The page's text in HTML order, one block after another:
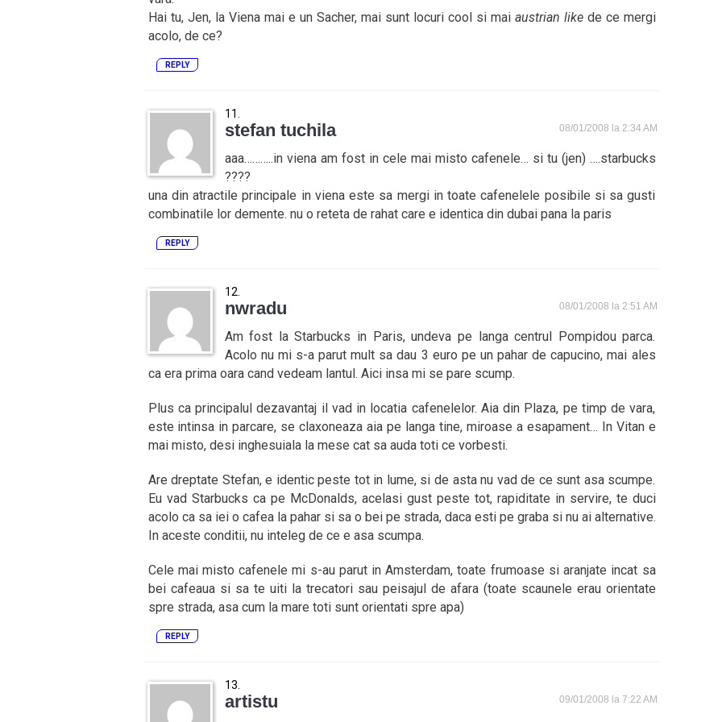
Hai tu, Jen, la Viena mai e un Sacher, mai sunt locuri cool si mai austrian likede ce mergi
acolo, de ce?
REPLY
stefan tuchila 08/01/2008 la 2:34 AM
aaa………..in viena am fost in cele mai misto cafenele… si tu (jen) ….starbucks
????
una din atractile principale in viena este sa mergi in toate cafenelele posibile si sa gusti
combinatile lor demente. nu o reteta de rahat care e identica din dubai pana la paris
REPLY
nwradu 08/01/2008 la 2:51 AM
Am fost la Starbucks in Paris, undeva pe langa centrul Pompidou parca.
Acolo nu mi s-a parut mult sa dau 3 euro pe un pahar de capucino, mai ales
ca era prima oara cand vedeam lantul. Aici insa mi se pare scump.
Plus ca principalul dezavantaj il vad in locatia cafenelelor. Aia din Plaza, pe timp de vara,
este intinsa in parcare, se claxoneaza aia pe langa tine, miroase a esapament… In Vitan e
mai misto, desi inghesuiala la mese cat sa auda toti ce vorbesti.
Are dreptate Stefan, e identic peste tot in lume, si de asta nu vad de ce sunt asa scumpe.
Eu vad Starbucks ca pe McDonalds, acelasi gust peste tot, rapiditate in servire, te duci
acolo ca sa iei o cafea la pahar si sa o bei pe strada, daca esti pe graba si nu ai alternative.
In aceste conditii, nu inteleg de ce e asa scumpa.
Cele mai misto cafenele mi s-au parut in Amsterdam, toate frumoase si aranjate incat sa
bei cafeaua si sa te uiti la trecatori sau peisajul de afara (toate scaunele erau orientate
spre strada, asa cum la mare toti sunt orientati spre apa)
REPLY
artistu 09/01/2008 la 7:22 AM